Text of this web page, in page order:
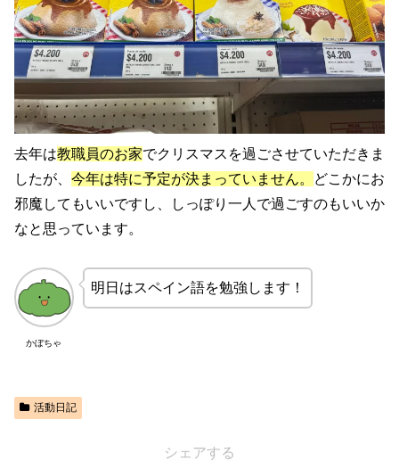
去年は教職員のお家でクリスマスを過ごさせていただきま
したが、 今年は特に予定が決まっていません。
どこかにお
邪魔してもいいですし、しっぽり一人で過ごすのもいいか
なと思っています。
かぼちゃ
明日はスペイン語を勉強します！
活動日記
シェアする